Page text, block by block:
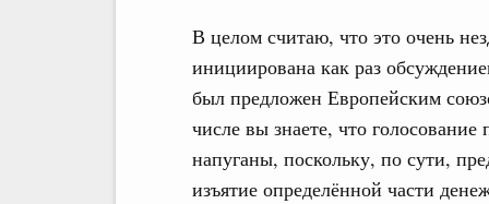
В целом считаю, что это очень
инициирована как раз
был предложен Европейским
числе вы знаете, что
напуганы, поскольку, по сути,
изъятие определённой части